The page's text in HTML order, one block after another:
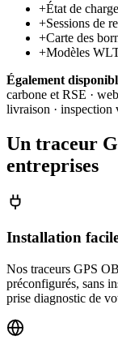
+État de
+Sessions de
+Carte des
+Modèles
Également
carbone et RSE ·
livraison ·
Un traceur
entreprises
Installation
Nos traceurs GPS
préconfigurés, sans
prise diagnostic de